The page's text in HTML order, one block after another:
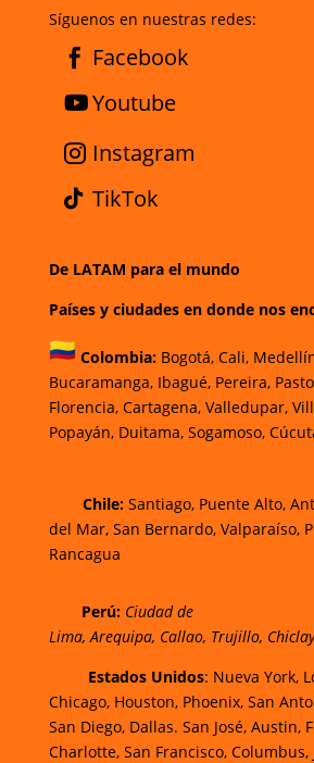
Síguenos en nuestras redes:
Facebook
Youtube
Instagram
TikTok
De LATAM para el mundo
Países y ciudades en donde nos
Colombia: Bogotá,Cali,
Bucaramanga,Ibagué,Pereira,
Florencia, Cartagena, Valledupar,
Popayán, Duitama, Sogamoso,
Chile:Santiago, Puente Alto,
del Mar, San Bernardo, Valparaíso,
Rancagua
Perú: Ciudad de
Lima, Arequipa, Callao, Trujillo,
Estados Unidos: Nueva York,
Chicago, Houston, Phoenix, San
San Diego, Dallas. San José, Austin,
Charlotte, San Francisco, Columbus,